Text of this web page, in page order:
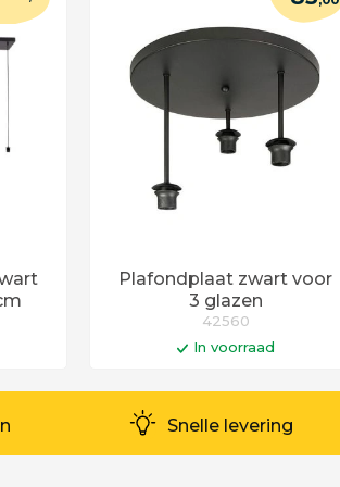
Plafondplaat zwart voor
3 glazen
42560
In voorraad
Op werkdagen voor 14:00 uur
besteld = vandaag verstuurd!
Snelle levering